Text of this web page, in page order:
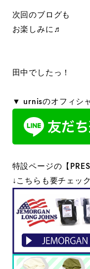
次回のブログも
お楽しみに♬
田中でしたっ！
▼ urnisのオフィシ
特設ページの【
↓こちらも要チェッ